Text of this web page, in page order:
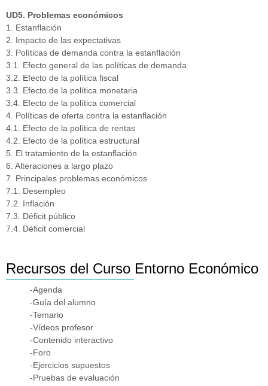
UD5. Problemas económicos
1. Estanflación
2. Impacto de las expectativas
3. Políticas de demanda contra la estanflación
3.1. Efecto general de las políticas de demanda
3.2. Efecto de la política fiscal
3.3. Efecto de la política monetaria
3.4. Efecto de la política comercial
4. Políticas de oferta contra la estanflación
4.1. Efecto de la política de rentas
4.2. Efecto de la política estructural
5. El tratamiento de la estanflación
6. Alteraciones a largo plazo
7. Principales problemas económicos
7.1. Desempleo
7.2. Inflación
7.3. Déficit público
7.4. Déficit comercial
Recursos del Curso Entorno Económico
-Agenda
-Guía del alumno
-Temario
-Vídeos profesor
-Contenido interactivo
-Foro
-Ejercicios supuestos
-Pruebas de evaluación